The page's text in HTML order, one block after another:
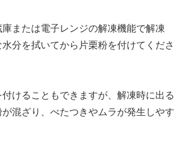
または電子レンジの解凍機能で解凍
分を拭いてから片栗粉を付けてくださ
けることもできますが、解凍時に出る
が混ざり、べたつきやムラが発生しやす